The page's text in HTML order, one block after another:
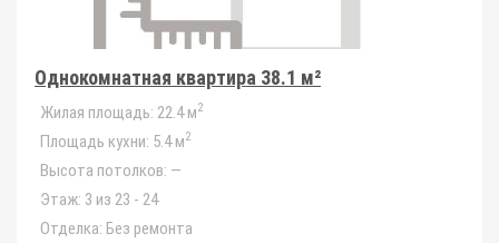
Однокомнатная квартира 38.1 м²
Жилая площадь: 22.4 м2
Площадь кухни: 5.4 м2
Высота потолков: —
Этаж: 3 из 23 - 24
Отделка: Без ремонта